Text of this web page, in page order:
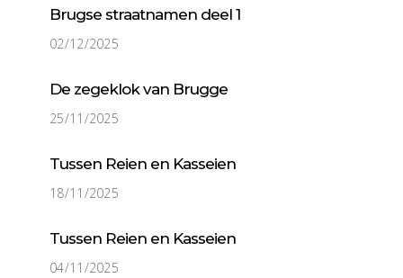
Brugse straatnamen deel 1
02/12/2025
De zegeklok van Brugge
25/11/2025
Tussen Reien en Kasseien
18/11/2025
Tussen Reien en Kasseien
04/11/2025